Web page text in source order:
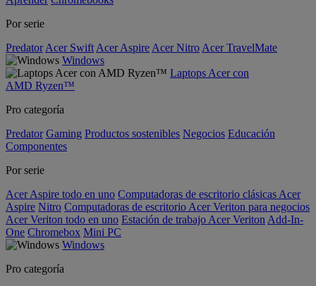
Por serie
Predator Acer Swift Acer Aspire Acer Nitro Acer TravelMate
Windows
Laptops Acer con
AMD Ryzen™
Pro categoría
Predator Gaming Productos sostenibles Negocios Educación
Componentes
Por serie
Acer Aspire todo en uno Computadoras de escritorio clásicas Acer
Aspire Nitro Computadoras de escritorio Acer Veriton para negocios
Acer Veriton todo en uno Estación de trabajo Acer Veriton Add-In-
One Chromebox Mini PC
Windows
Pro categoría